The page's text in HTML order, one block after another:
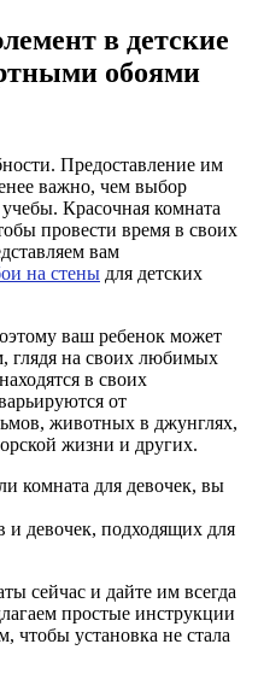
в детские
обоями
Предоставление им
важно, чем выбор
Красочная комната
провести время в своих
вам
на стены для детских
ваш ребенок может
глядя на своих любимых
в своих
от
животных в джунглях,
жизни и других.
комната для девочек, вы
и девочек, подходящих для
сейчас и дайте им всегда
простые инструкции
чтобы установка не стала